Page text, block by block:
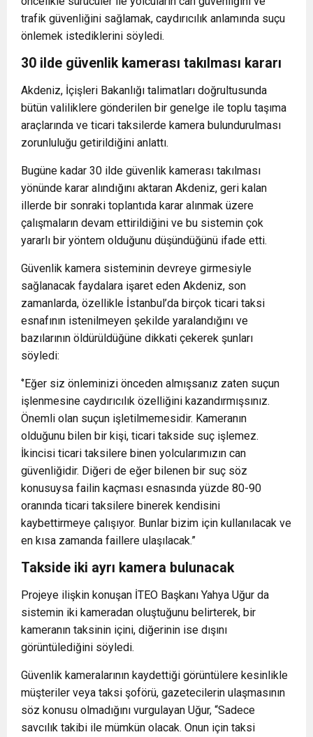
trafik güvenliğini sağlamak, caydırıcılık anlamında suçu
önlemek istediklerini söyledi.
30 ilde güvenlik kamerası takılması kararı
Akdeniz, İçişleri Bakanlığı talimatları doğrultusunda
bütün valiliklere gönderilen bir genelge ile toplu taşıma
araçlarında ve ticari taksilerde kamera bulundurulması
zorunluluğu getirildiğini anlattı.
Bugüne kadar 30 ilde güvenlik kamerası takılması
yönünde karar alındığını aktaran Akdeniz, geri kalan
illerde bir sonraki toplantıda karar alınmak üzere
çalışmaların devam ettirildiğini ve bu sistemin çok
yararlı bir yöntem olduğunu düşündüğünü ifade etti.
Güvenlik kamera sisteminin devreye girmesiyle
sağlanacak faydalara işaret eden Akdeniz, son
zamanlarda, özellikle İstanbul’da birçok ticari taksi
esnafının istenilmeyen şekilde yaralandığını ve
bazılarının öldürüldüğüne dikkati çekerek şunları
söyledi:
‘’Eğer siz önleminizi önceden almışsanız zaten suçun
işlenmesine caydırıcılık özelliğini kazandırmışsınız.
Önemli olan suçun işletilmemesidir. Kameranın
olduğunu bilen bir kişi, ticari takside suç işlemez.
İkincisi ticari taksilere binen yolcularımızın can
güvenliğidir. Diğeri de eğer bilenen bir suç söz
konusuysa failin kaçması esnasında yüzde 80-90
oranında ticari taksilere binerek kendisini
kaybettirmeye çalışıyor. Bunlar bizim için kullanılacak ve
en kısa zamanda faillere ulaşılacak.”
Takside iki ayrı kamera bulunacak
Projeye ilişkin konuşan İTEO Başkanı Yahya Uğur da
sistemin iki kameradan oluştuğunu belirterek, bir
kameranın taksinin içini, diğerinin ise dışını
görüntülediğini söyledi.
Güvenlik kameralarının kaydettiği görüntülere kesinlikle
müşteriler veya taksi şoförü, gazetecilerin ulaşmasının
söz konusu olmadığını vurgulayan Uğur, “Sadece
savcılık takibi ile mümkün olacak. Onun için taksi